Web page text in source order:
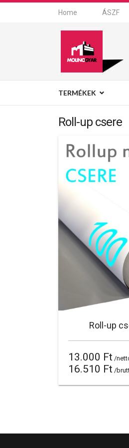
Home ÁSZF
TERMÉKEK
Roll-up csere
Roll-up
13.000 Ft /
16.510 Ft /